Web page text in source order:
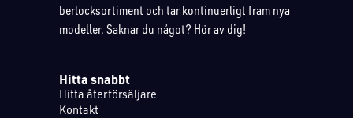
berlocksortiment och tar kontinuerligt fram nya
modeller. Saknar du något? Hör av dig!
Hitta snabbt
Hitta återförsäljare
Kontakt